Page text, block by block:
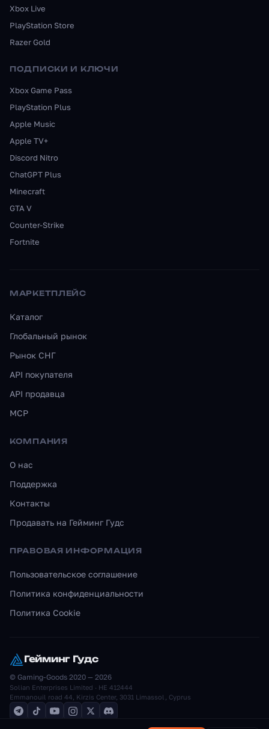
Xbox Live
PlayStation Store
Razer Gold
ПОДПИСКИ И КЛЮЧИ
Xbox Game Pass
PlayStation Plus
Apple Music
Apple TV+
Discord Nitro
ChatGPT Plus
Minecraft
GTA V
Counter-Strike
Fortnite
МАРКЕТПЛЕЙС
Каталог
Глобальный рынок
Рынок СНГ
API покупателя
API продавца
MCP
КОМПАНИЯ
О нас
Поддержка
Контакты
Продавать на Гейминг Гудс
ПРАВОВАЯ ИНФОРМАЦИЯ
Пользовательское соглашение
Политика конфиденциальности
Политика Cookie
Гейминг Гудс
© Gaming-Goods 2020 — 2026
Solian Enterprises Limited · HE 412444
Emmanouil road 44, Kirzis Center, 3031 Limassol, Cyprus